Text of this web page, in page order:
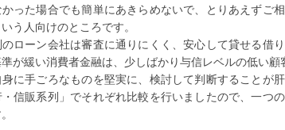
った場合でも簡単にあきらめないで、とりあえずご
う人向けのところです。
ローン会社は審査に通りにくく、安心して貸せる借
が緩い消費者金融は、少しばかり与信レベルの低い顧
に手ごろなものを堅実に、検討して判断することが
信販系列」でそれぞれ比較を行いましたので、一つ